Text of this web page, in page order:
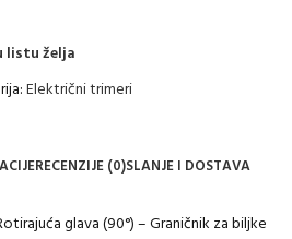
listu želja
Električni trimeri
RECENZIJE (0)SLANJE I DOSTAVA
glava (90°) – Graničnik za biljke